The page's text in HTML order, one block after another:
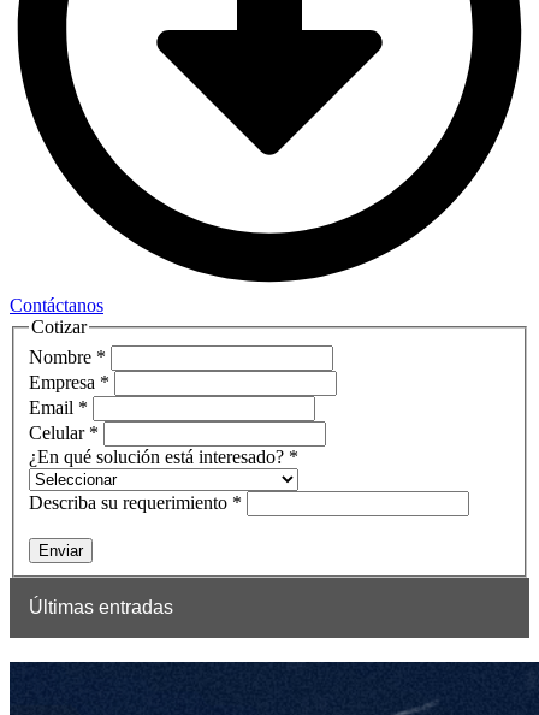
Contáctanos
Cotizar
Nombre *
Empresa *
Email *
Celular *
¿En qué solución está interesado? *
Describa su requerimiento *
Enviar
Últimas entradas